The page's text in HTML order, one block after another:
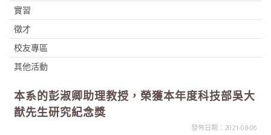
實習
徵才
校友專區
其他活動
本系的彭淑卿助理教授，榮獲本年度科技部吳大
猷先生研究紀念獎
發佈日期：2021-08-06